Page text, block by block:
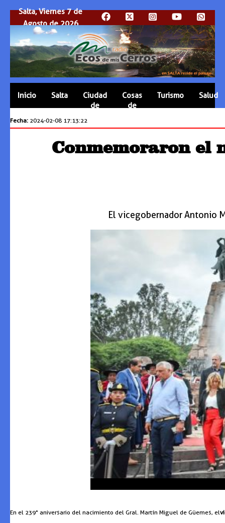
Salta, Viernes 7 de
Agosto de 2026
Inicio Salta
Ciudad
de
Cosas
de
Turismo Salud
Fecha: 2024-02-08 17:13:22
Conmemoraron el
El vicegobernador Antonio
En el 239° aniversario del nacimiento del Gral. Martín Miguel de Güemes, el